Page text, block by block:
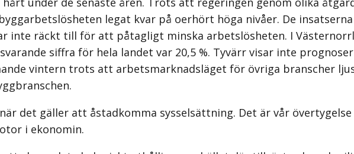
legat kvar på oerhört höga nivåer. De
inte räckt till för att påtagligt minska arbetslösheten. I
siffra för hela landet var 20,5 %. Tyvärr visar inte
vintern trots att arbetsmarknadsläget för övriga branscher
det gäller att åstadkomma sysselsättning. Det är vår
i ekonomin.